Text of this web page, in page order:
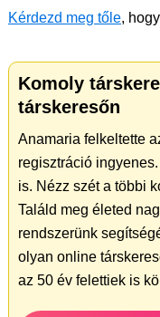
Kérdezd meg tőle,
Komoly
társkeresőn
Anamaria felkeltette
regisztráció
is. Nézz szét a többi
Találd meg életed
rendszerünk
olyan online
az 50 év felettiek is